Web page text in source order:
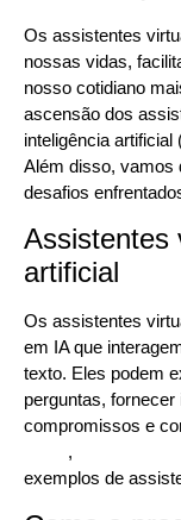
Os assistentes
nossas vidas,
nosso cotidiano
ascensão dos
inteligência
Além disso, vamos
desafios
Assistentes
artificial
Os assistentes
em IA que
texto. Eles podem
perguntas,
compromissos e
,
exemplos de